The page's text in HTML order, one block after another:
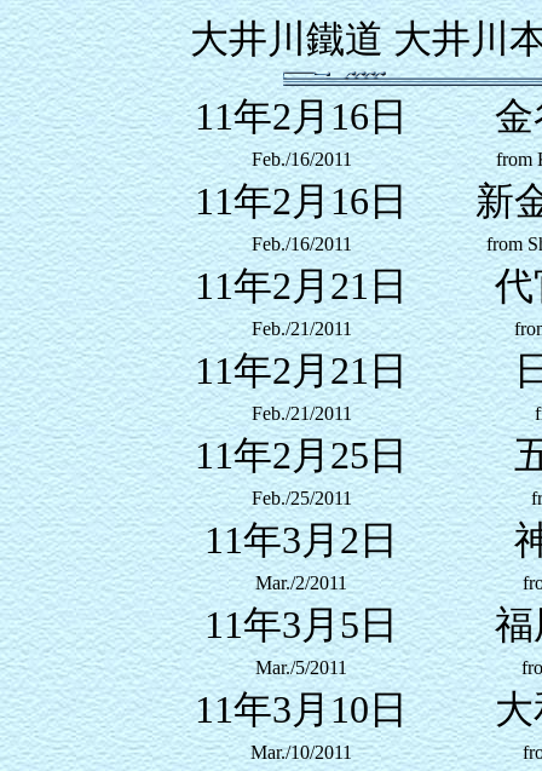
大井川鐵道 大井川
11年2月16日
Feb./16/2011 from
11年2月16日 新
Feb./16/2011 from
11年2月21日
Feb./21/2011
11年2月21日
Feb./21/2011
11年2月25日
Feb./25/2011
11年3月2日
Mar./2/2011
11年3月5日
Mar./5/2011
11年3月10日
Mar./10/2011